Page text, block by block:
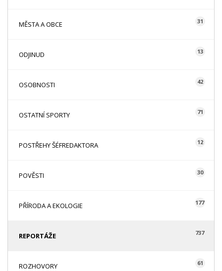
MĚSTA A OBCE 31
ODJINUD 13
OSOBNOSTI 42
OSTATNÍ SPORTY 71
POSTŘEHY ŠÉFREDAKTORA 12
POVĚSTI 30
PŘÍRODA A EKOLOGIE 177
REPORTÁŽE 737
ROZHOVORY 61